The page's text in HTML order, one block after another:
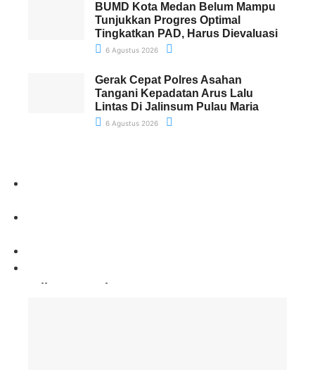
BUMD Kota Medan Belum Mampu
Tunjukkan Progres Optimal
Tingkatkan PAD, Harus Dievaluasi
6 Agustus 2026
Gerak Cepat Polres Asahan
Tangani Kepadatan Arus Lalu
Lintas Di Jalinsum Pulau Maria
6 Agustus 2026
Paling Banyak Komentar